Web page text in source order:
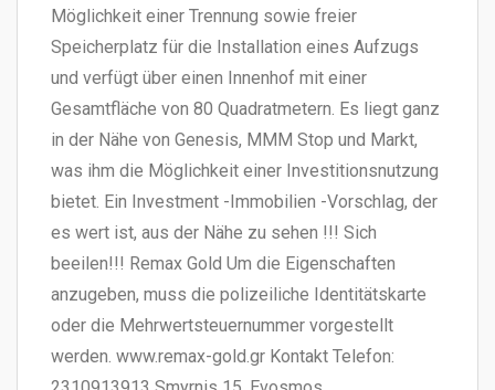
Möglichkeit einer Trennung sowie freier
Speicherplatz für die Installation eines Aufzugs
und verfügt über einen Innenhof mit einer
Gesamtfläche von 80 Quadratmetern. Es liegt ganz
in der Nähe von Genesis, MMM Stop und Markt,
was ihm die Möglichkeit einer Investitionsnutzung
bietet. Ein Investment -Immobilien -Vorschlag, der
es wert ist, aus der Nähe zu sehen !!! Sich
beeilen!!! Remax Gold Um die Eigenschaften
anzugeben, muss die polizeiliche Identitätskarte
oder die Mehrwertsteuernummer vorgestellt
werden. www.remax-gold.gr Kontakt Telefon: